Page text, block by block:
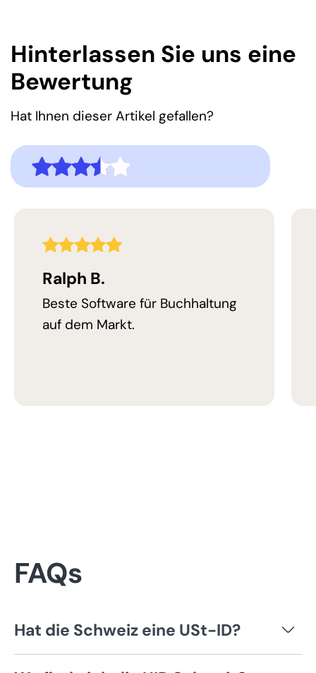
Hinterlassen Sie uns eine
Bewertung
Hat Ihnen dieser Artikel gefallen?
3,5
Bewertung
5,0
Bewertung
Ralph B.
Beste Software für Buchhaltung
auf dem Markt.
FAQs
Hat die Schweiz eine USt-ID?